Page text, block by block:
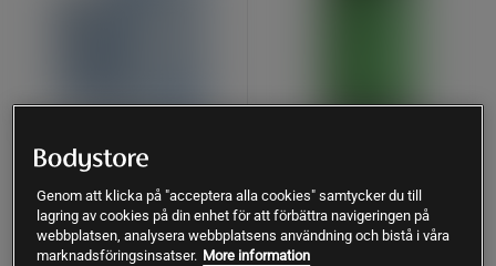
LactoVitalis Pro 30 kapslar
58 recensioner
Holistic
Magnesium 375 mg 100
tabletter
Great Earth
Genom att klicka på "acceptera alla cookies" samtycker du till
lagring av cookies på din enhet för att förbättra navigeringen på
webbplatsen, analysera webbplatsens användning och bistå i våra
marknadsföringsinsatser. More information